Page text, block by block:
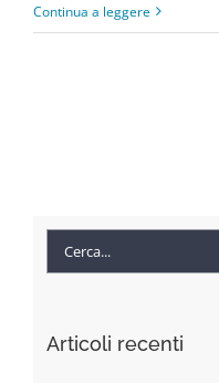
Continua a leggere
Cerca
Articoli recenti